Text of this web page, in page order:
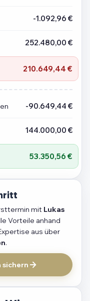
-1.092,96 €
252.480,00 €
210.649,44 €
-90.649,44 €
144.000,00 €
53.350,56 €
mit Lukas
Vorteile anhand
aus über
.
sichern